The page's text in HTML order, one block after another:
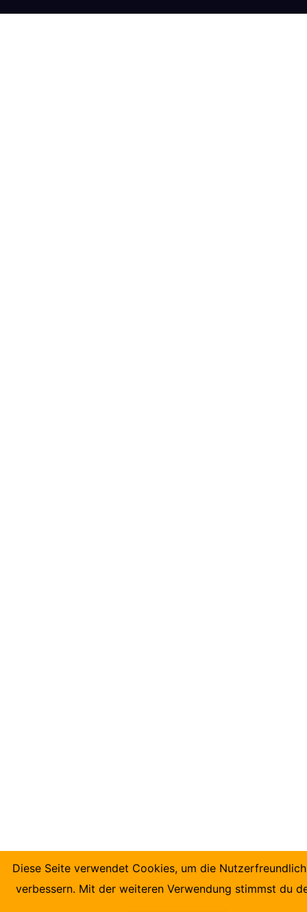
Diese Seite verwendet Cookies, um die
verbessern. Mit der weiteren Verwendung stimmst du